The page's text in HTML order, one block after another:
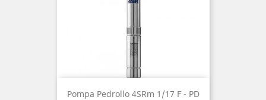
Pompa Pedrollo 4SRm 1/17 F - PD